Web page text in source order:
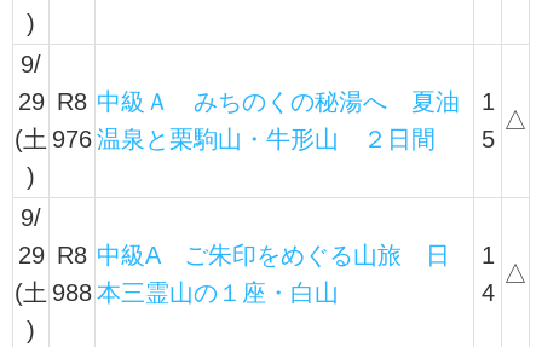
)
9/
29
(土
)
R8
976
中級Ａ みちのくの秘湯へ 夏油
温泉と栗駒山・牛形山 ２日間
1
5
△
9/
29
(土
)
R8
988
中級A ご朱印をめぐる山旅 日
本三霊山の１座・白山
1
4
△